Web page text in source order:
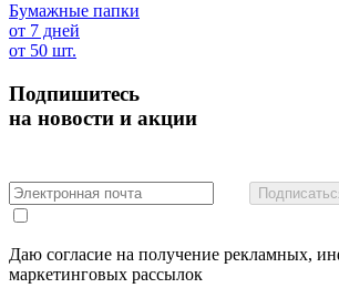
Бумажные папки
от 7 дней
от 50 шт.
Подпишитесь
на новости и акции
Даю согласие на получение рекламных,
маркетинговых рассылок